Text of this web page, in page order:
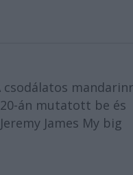
csodálatos
án mutatott be és
James My big